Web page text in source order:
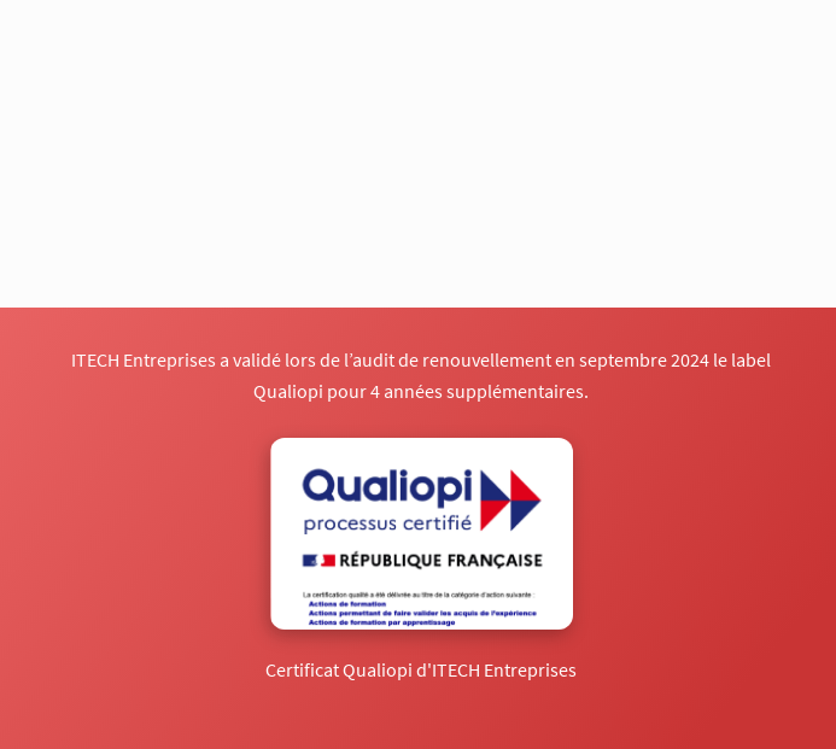
ITECH Entreprises a validé lors de l’audit de renouvellement en septembre 2024 le label
Qualiopi pour 4 années supplémentaires.
Certificat Qualiopi d'ITECH Entreprises